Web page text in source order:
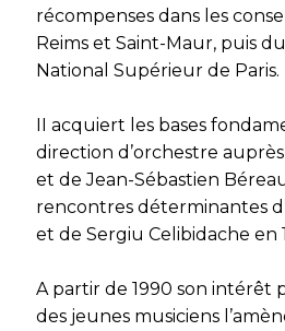
récompenses dans les
Reims et Saint-Maur, puis
National Supérieur de Paris.
II acquiert les bases
direction d’orchestre
et de Jean-Sébastien
rencontres déterminantes
et de Sergiu Celibidache en
A partir de 1990 son intérêt
des jeunes musiciens